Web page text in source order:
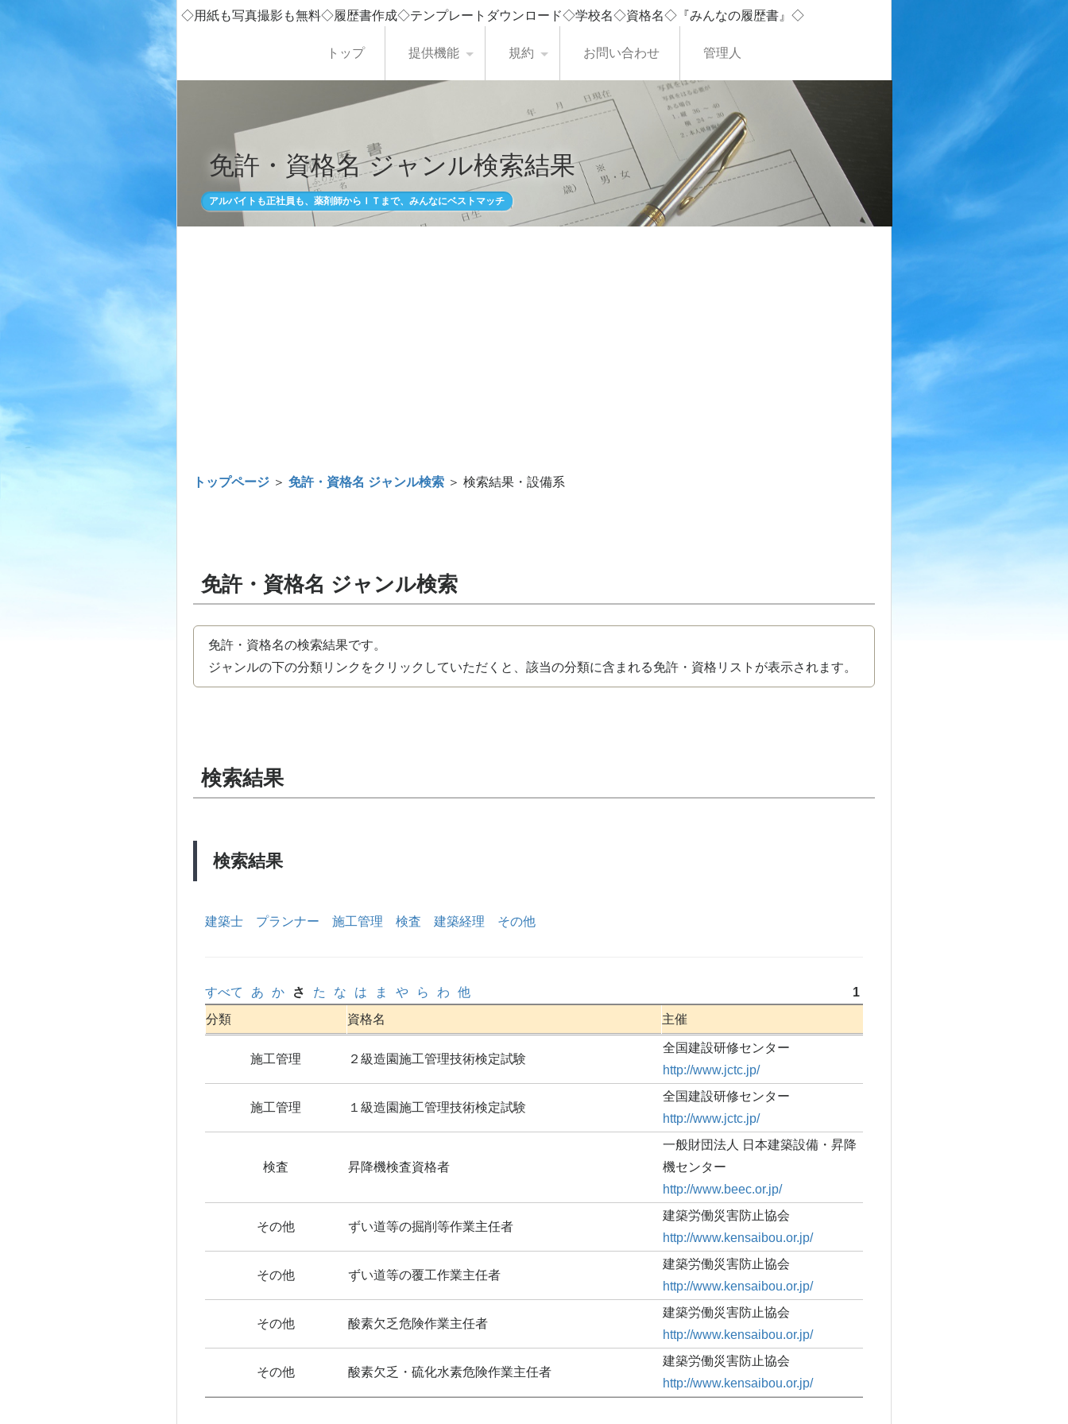
◇用紙も写真撮影も無料◇履歴書作成◇テンプレートダウンロード◇学校名◇資格名◇『みんなの履歴書』◇
トップ 提供機能 規約 お問い合わせ 管理人
免許・資格名 ジャンル検索結果
アルバイトも正社員も、薬剤師からＩＴまで、みんなにベストマッチ
トップページ ＞ 免許・資格名 ジャンル検索 ＞ 検索結果・設備系
免許・資格名 ジャンル検索
免許・資格名の検索結果です。
ジャンルの下の分類リンクをクリックしていただくと、該当の分類に含まれる免許・資格リストが表示されます。
検索結果
検索結果
建築士 プランナー 施工管理 検査 建築経理 その他
すべて あ か さ た な は ま や ら わ 他
1
分類
資格名 主催
施工管理 ２級造園施工管理技術検定試験
全国建設研修センター
http://www.jctc.jp/
施工管理 １級造園施工管理技術検定試験
全国建設研修センター
http://www.jctc.jp/
検査 昇降機検査資格者
一般財団法人 日本建築設備・昇降
機センター
http://www.beec.or.jp/
その他 ずい道等の掘削等作業主任者
建築労働災害防止協会
http://www.kensaibou.or.jp/
その他 ずい道等の覆工作業主任者
建築労働災害防止協会
http://www.kensaibou.or.jp/
その他 酸素欠乏危険作業主任者
建築労働災害防止協会
http://www.kensaibou.or.jp/
その他 酸素欠乏・硫化水素危険作業主任者
建築労働災害防止協会
http://www.kensaibou.or.jp/